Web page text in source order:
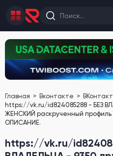
Главная Вконтакте
https://vk.ru/id824085288 - БЕЗ
ЖЕНСКИЙ раскрученный профиль
ОПИСАНИЕ.
https://vk.ru/